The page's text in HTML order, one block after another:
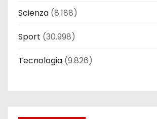
Scienza (8.188)
Sport (30.998)
Tecnologia (9.826)